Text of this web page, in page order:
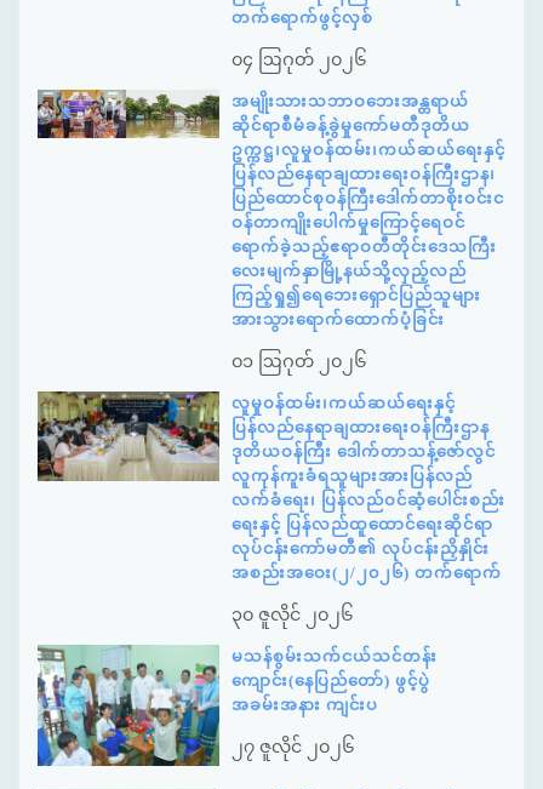
တက်ရောက်ဖွင့်လှစ်
၀၄ ဩဂုတ် ၂၀၂၆
အမျိုးသားသဘာဝဘေးအန္တရာယ်
ဆိုင်ရာစီမံခန့်ခွဲမှုကော်မတီဒုတိယ
ဥက္ကဋ္ဌ၊လူမှုဝန်ထမ်း၊ကယ်ဆယ်ရေးနှင့်
ပြန်လည်နေရာချထားရေးဝန်ကြီးဌာန၊
ပြည်ထောင်စုဝန်ကြီးဒေါက်တာစိုးဝင်းင
ဝန်တာကျိုးပေါက်မှုကြောင့်ရေဝင်
ရောက်ခဲ့သည့်ဧရာဝတီတိုင်းဒေသကြီး
လေးမျက်နှာမြို့နယ်သို့လှည့်လည်
ကြည့်ရှု၍ရေဘေးရှောင်ပြည်သူများ
အားသွားရောက်ထောက်ပံ့ခြင်း
၀၁ ဩဂုတ် ၂၀၂၆
လူမှုဝန်ထမ်း၊ကယ်ဆယ်ရေးနှင့်
ပြန်လည်နေရာချထားရေးဝန်ကြီးဌာန
ဒုတိယဝန်ကြီး ဒေါက်တာသန့်ဇော်လွင်
လူကုန်ကူးခံရသူများအားပြန်လည်
လက်ခံရေး၊ ပြန်လည်ဝင်ဆံ့ပေါင်းစည်း
ရေးနှင့် ပြန်လည်ထူထောင်ရေးဆိုင်ရာ
လုပ်ငန်းကော်မတီ၏ လုပ်ငန်းညှိနှိုင်း
အစည်းအဝေး(၂/၂၀၂၆) တက်ရောက်
၃၀ ဇူလိုင် ၂၀၂၆
မသန်စွမ်းသက်ငယ်သင်တန်း
ကျောင်း(နေပြည်တော်) ဖွင့်ပွဲ
အခမ်းအနား ကျင်းပ
၂၇ ဇူလိုင် ၂၀၂၆